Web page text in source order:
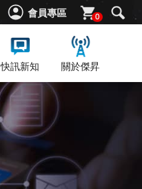
會員專區 0
快訊新知 關於傑昇